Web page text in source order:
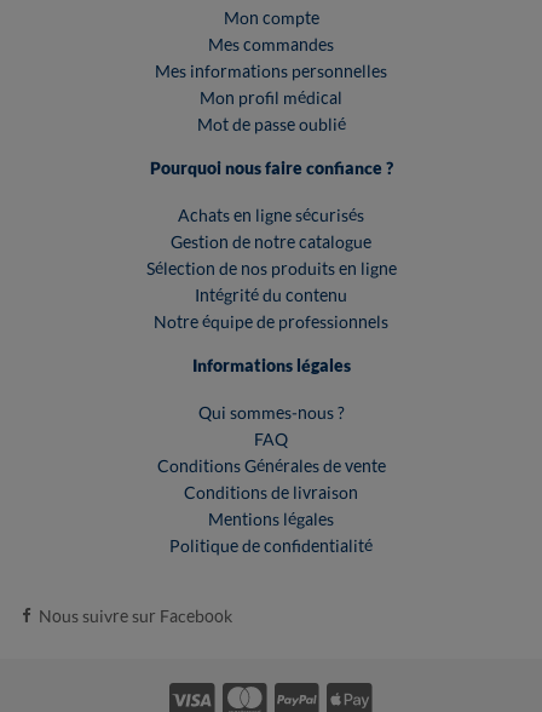
Mon compte
Mes commandes
Mes informations personnelles
Mon profil médical
Mot de passe oublié
Pourquoi nous faire confiance ?
Achats en ligne sécurisés
Gestion de notre catalogue
Sélection de nos produits en ligne
Intégrité du contenu
Notre équipe de professionnels
Informations légales
Qui sommes-nous ?
FAQ
Conditions Générales de vente
Conditions de livraison
Mentions légales
Politique de confidentialité
Nous suivre sur Facebook